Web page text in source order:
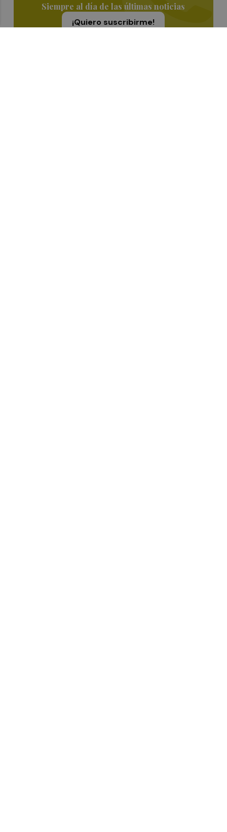
Siempre al día de las últimas noticias
¡Quiero suscribirme!